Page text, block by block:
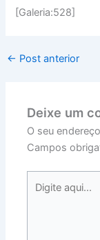
[Galeria:528]
← Post anterior
Deixe um
O seu
Campos
aqui...